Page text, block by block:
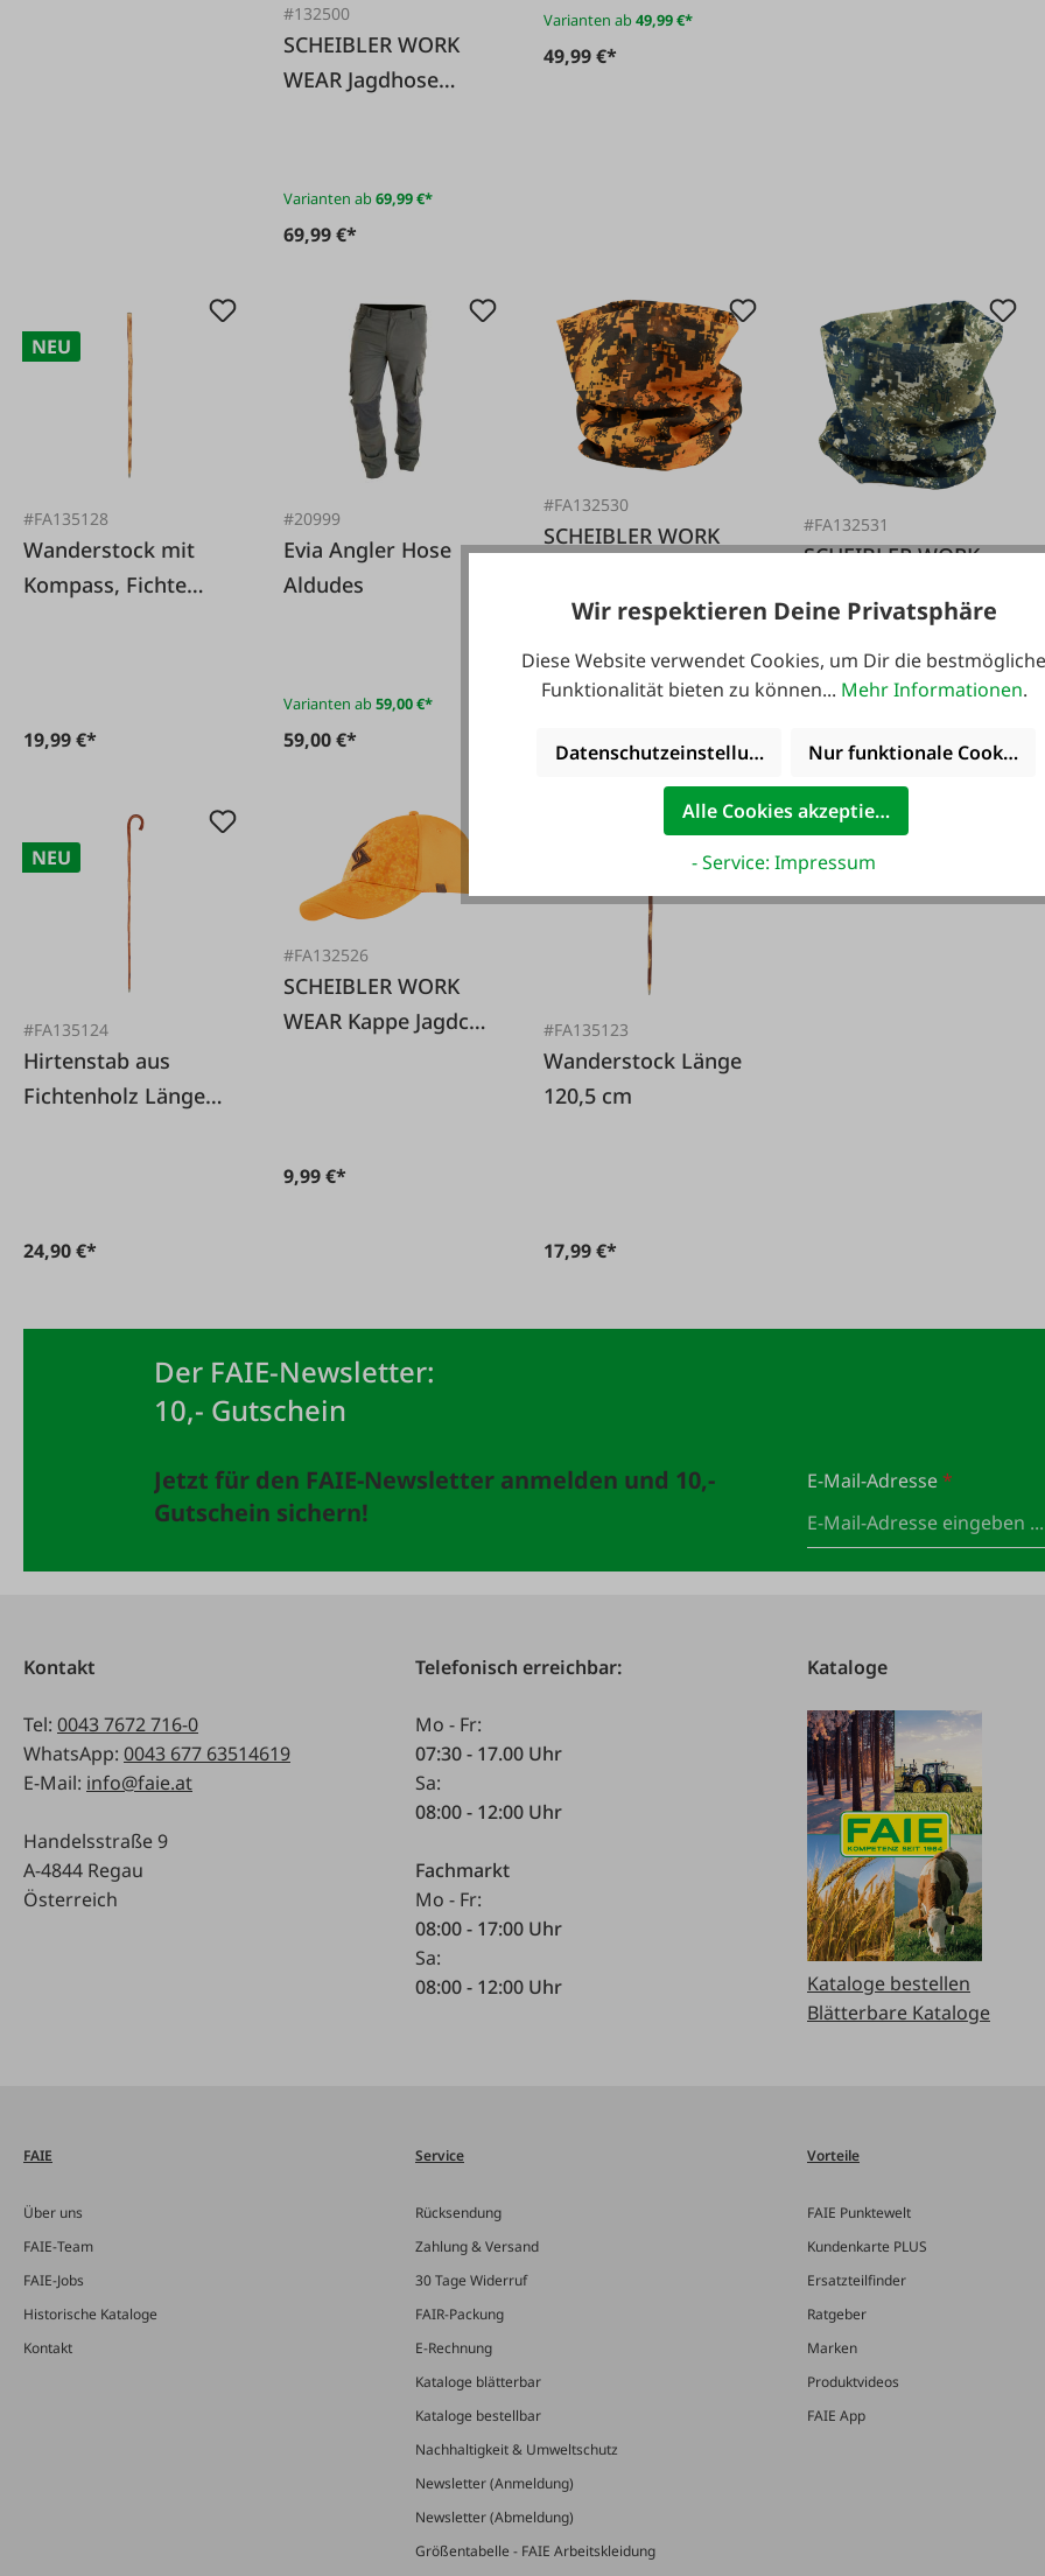
#132500
SCHEIBLER WORK
WEAR Jagdhose
Varianten ab69,99 €*
69,99 €*
Varianten ab49,99 €*
49,99 €*
NEU
#FA135128
Wanderstock mit
Kompass, Fichte
19,99 €*
#20999
Evia Angler Hose
Aldudes
Varianten ab59,00 €*
59,00 €*
#FA132530
SCHEIBLER WORK
Multifunktionstuch
Einheitsgröße
#FA132531
SCHEIBLER WORK
Multifunktionstuch
Camo oliv
Einheitsgröße
5,99 €*
NEU
#FA135124
Hirtenstab aus
Fichtenholz Länge
24,90 €*
#FA132526
SCHEIBLER WORK
WEAR Kappe Jagdcap
9,99 €*
#FA135123
Wanderstock Länge
120,5 cm
17,99 €*
Der FAIE-Newsletter:
10,- Gutschein
Jetzt für den FAIE-Newsletter anmelden und 10,-
Gutschein sichern!
E-Mail-Adresse*
Kontakt
Tel: 0043 7672 716-0
WhatsApp: 0043 677 63514619
E-Mail: info@faie.at
Handelsstraße 9
A-4844 Regau
Österreich
Telefonisch erreichbar:
Mo - Fr:
07:30 - 17.00 Uhr
Sa:
08:00 - 12:00 Uhr
Fachmarkt
Mo - Fr:
08:00 - 17:00 Uhr
Sa:
08:00 - 12:00 Uhr
Kataloge
Kataloge bestellen
Blätterbare Kataloge
FAIE
Über uns
FAIE-Team
FAIE-Jobs
Historische Kataloge
Kontakt
Service
Rücksendung
Zahlung & Versand
30 Tage Widerruf
FAIR-Packung
E-Rechnung
Kataloge blätterbar
Kataloge bestellbar
Nachhaltigkeit & Umweltschutz
Newsletter (Anmeldung)
Newsletter (Abmeldung)
Größentabelle - FAIE Arbeitskleidung
Vorteile
FAIE Punktewelt
Kundenkarte PLUS
Ersatzteilfinder
Ratgeber
Marken
Produktvideos
FAIE App
Wir respektieren Deine Privatsphäre
Diese Website verwendet Cookies, um Dir die bestmögliche
Funktionalität bieten zu können... Mehr Informationen.
Datenschutzeinstellungen Nur funktionale Cookies
Alle Cookies akzeptieren
- Service: Impressum